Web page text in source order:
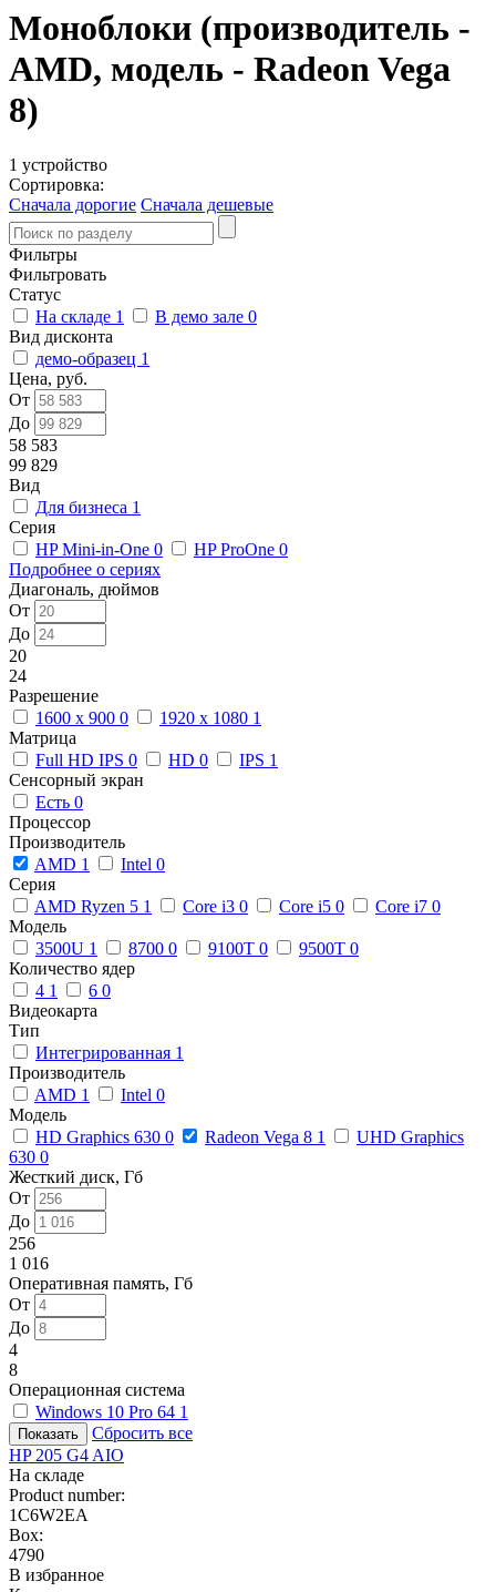
Моноблоки (производитель -
AMD, модель - Radeon Vega
8)
1 устройство
Сортировка:
Сначала дорогие Сначала дешевые
Фильтры
Фильтровать
Статус
На складе 1 В демо зале 0
Вид дисконта
демо-образец 1
Цена, руб.
От
До
58 583
99 829
Вид
Для бизнеса 1
Серия
HP Mini-in-One 0 HP ProOne 0
Подробнее о сериях
Диагональ, дюймов
От
До
20
24
Разрешение
1600 x 900 0 1920 x 1080 1
Матрица
Full HD IPS 0 HD 0 IPS 1
Сенсорный экран
Есть 0
Процессор
Производитель
AMD 1 Intel 0
Серия
AMD Ryzen 5 1 Core i3 0 Core i5 0 Core i7 0
Модель
3500U 1 8700 0 9100T 0 9500T 0
Количество ядер
4 1 6 0
Видеокарта
Тип
Интегрированная 1
Производитель
AMD 1 Intel 0
Модель
HD Graphics 630 0 Radeon Vega 8 1
UHD Graphics
630 0
Жесткий диск, Гб
От
До
256
1 016
Оперативная память, Гб
От
До
4
8
Операционная система
Windows 10 Pro 64 1
Сбросить все
HP 205 G4 AIO
На складе
Product number:
1C6W2EA
Box:
4790
В избранное